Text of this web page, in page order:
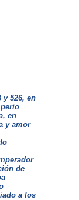
y 526, en
en
y amor
de
a los